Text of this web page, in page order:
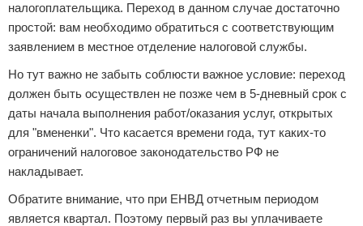
налогоплательщика. Переход в данном случае достаточно
простой: вам необходимо обратиться с соответствующим
заявлением в местное отделение налоговой службы.
Но тут важно не забыть соблюсти важное условие: переход
должен быть осуществлен не позже чем в 5-дневный срок с
даты начала выполнения работ/оказания услуг, открытых
для "вмененки". Что касается времени года, тут каких-то
ограничений налоговое законодательство РФ не
накладывает.
Обратите внимание, что при ЕНВД отчетным периодом
является квартал. Поэтому первый раз вы уплачиваете